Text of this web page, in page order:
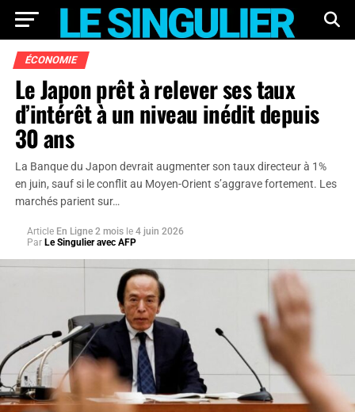
ÉCONOMIE
Le Japon prêt à relever ses taux
d’intérêt à un niveau inédit depuis
30 ans
La Banque du Japon devrait augmenter son taux directeur à 1%
en juin, sauf si le conflit au Moyen-Orient s’aggrave fortement. Les
marchés parient sur…
Article En Ligne 2 mois le 4 juin 2026
Par Le Singulier avec AFP